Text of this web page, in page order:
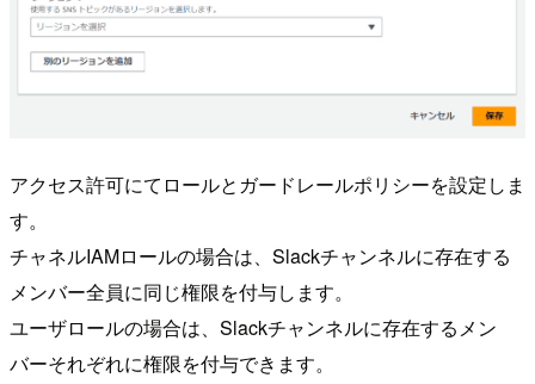
アクセス許可にてロールとガードレールポリシーを設定しま
す。
チャネルIAMロールの場合は、Slackチャンネルに存在する
メンバー全員に同じ権限を付与します。
ユーザロールの場合は、Slackチャンネルに存在するメン
バーそれぞれに権限を付与できます。